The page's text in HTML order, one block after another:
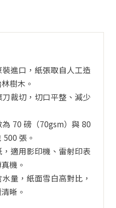
進口，紙張取自人工造
樹木。
裁切，切口平整、減少
70 磅（70gsm）與 80
張。
適用影印機、雷射印表
機。
量，紙面雪白高對比，
晰。